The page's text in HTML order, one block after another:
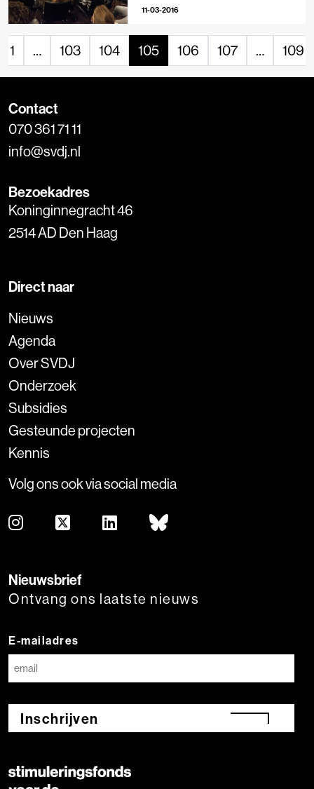
11-03-2016
1 … 103 104 105 106 107 … 109
Contact
070 361 71 11
info@svdj.nl
Bezoekadres
Koninginnegracht 46
2514 AD Den Haag
Direct naar
Nieuws
Agenda
Over SVDJ
Onderzoek
Subsidies
Gesteunde projecten
Kennis
Volg ons ook via social media
Nieuwsbrief
Ontvang ons laatste nieuws
E-mailadres
Inschrijven